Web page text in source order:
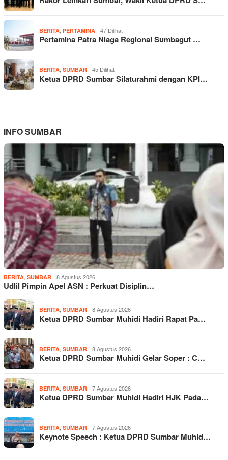
BERITA PERTAMINA 47 Dilihat
Pertamina Patra Niaga Regional Sumbagut …
BERITA SUMBAR 45 Dilihat
Ketua DPRD Sumbar Silaturahmi dengan KPI…
INFO SUMBAR
BERITA SUMBAR 8 Agustus 2026
Udlil Pimpin Apel ASN : Perkuat Disiplin…
BERITA SUMBAR 8 Agustus 2026
Ketua DPRD Sumbar Muhidi Hadiri Rapat Pa…
BERITA SUMBAR 8 Agustus 2026
Ketua DPRD Sumbar Muhidi Gelar Soper : C…
BERITA SUMBAR 7 Agustus 2026
Ketua DPRD Sumbar Muhidi Hadiri HJK Pada…
BERITA SUMBAR 7 Agustus 2026
Keynote Speech : Ketua DPRD Sumbar Muhid…